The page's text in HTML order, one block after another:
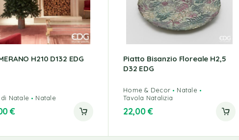
H210 D132 EDG
Natale Natale
€
Piatto Bisanzio Floreale H2,5
D32 EDG
Home & Decor
Natale
Tavola Natalizia
22,00€